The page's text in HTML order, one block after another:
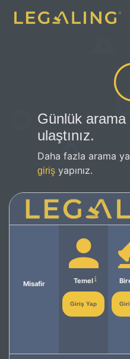
Günlük arama
ulaştınız.
Daha fazla arama
giriş yapınız.
Misafir Temel
Giriş Yap